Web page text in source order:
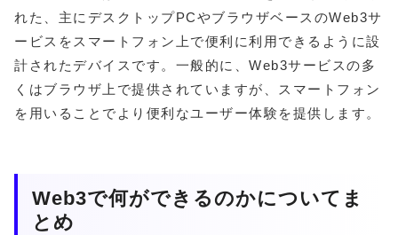
れた、主にデスクトップPCやブラウザベースのWeb3サ
ービスをスマートフォン上で便利に利用できるように設
計されたデバイスです。一般的に、Web3サービスの多
くはブラウザ上で提供されていますが、スマートフォン
を用いることでより便利なユーザー体験を提供します。
Web3で何ができるのかについてま
とめ